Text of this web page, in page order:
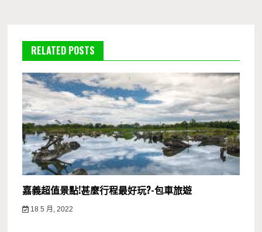
RELATED POSTS
嘉義超值景點!甚麼行程最好玩?-包車旅遊
18 5 月, 2022